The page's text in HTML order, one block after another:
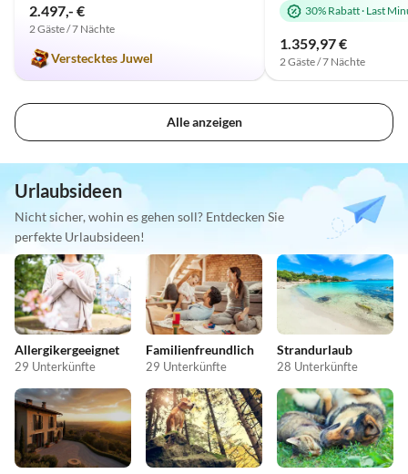
2.497,- €
2 Gäste / 7 Nächte
Verstecktes Juwel
30% Rabatt· Last
1.359,97 €
2 Gäste / 7 Nächte
Alle anzeigen
Urlaubsideen
Nicht sicher, wohin es gehen soll? Entdecken Sie
perfekte Urlaubsideen!
Allergikergeeignet
29 Unterkünfte
Familienfreundlich
29 Unterkünfte
Strandurlaub
28 Unterkünfte